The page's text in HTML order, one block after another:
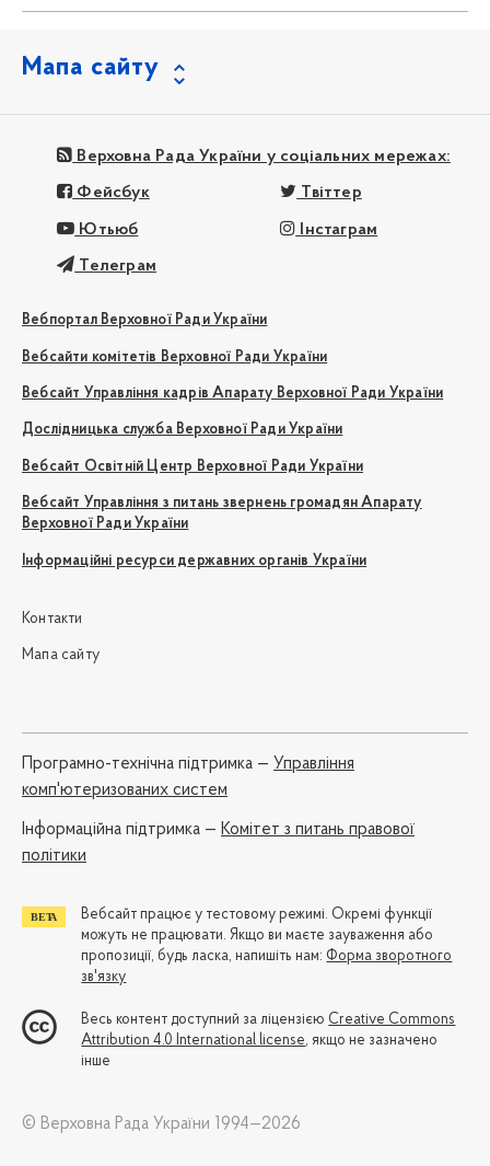
Мапа сайту
Верховна Рада України у соціальних мережах:
Фейсбук Твіттер
Ютьюб Інстаграм
Телеграм
Вебпортал Верховної Ради України
Вебсайти комітетів Верховної Ради України
Вебсайт Управління кадрів Апарату Верховної Ради України
Дослідницька служба Верховної Ради України
Вебсайт Освітній Центр Верховної Ради України
Вебсайт Управління з питань звернень громадян Апарату
Верховної Ради України
Інформаційні ресурси державних органів України
Контакти
Мапа сайту
Програмно-технічна підтримка — Управління
комп'ютеризованих систем
Iнформаційна підтримка — Комітет з питань правової
політики
Вебсайт працює у тестовому режимі. Окремі функції
можуть не працювати. Якщо ви маєте зауваження або
пропозиції, будь ласка, напишіть нам: Форма зворотного
зв'язку
Весь контент доступний за ліцензією Creative Commons
Attribution 4.0 International license, якщо не зазначено
інше
© Верховна Рада України 1994—2026